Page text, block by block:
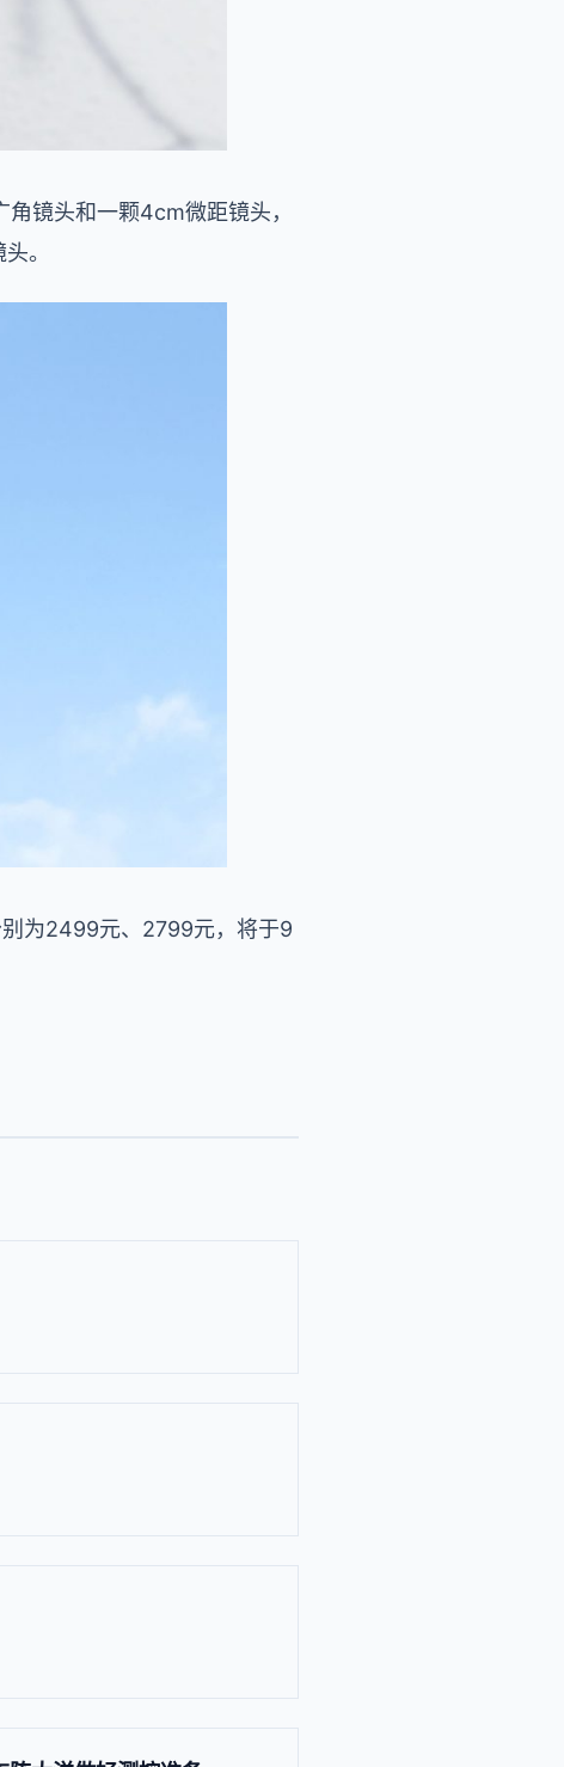
镜头和一颗4cm微距镜头，
。
为2499元、2799元，将于9